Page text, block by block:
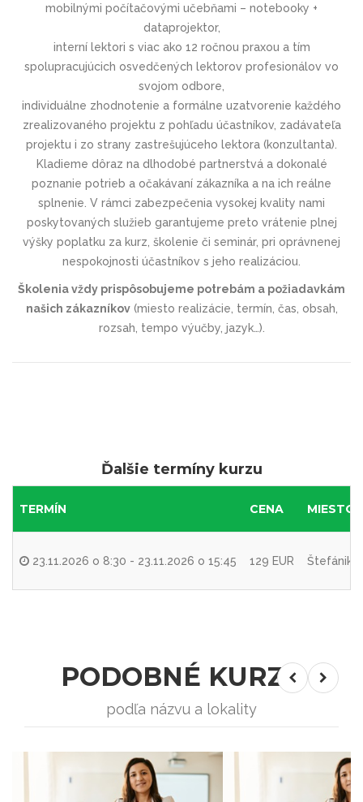
mobilnými počítačovými učebňami – notebooky +
dataprojektor,
interní lektori s viac ako 12 ročnou praxou a tím
spolupracujúcich osvedčených lektorov profesionálov vo
svojom odbore,
individuálne zhodnotenie a formálne uzatvorenie každého
zrealizovaného projektu z pohľadu účastníkov, zadávateľa
projektu i zo strany zastrešujúceho lektora (konzultanta).
Kladieme dôraz na dlhodobé partnerstvá a dokonalé
poznanie potrieb a očakávaní zákazníka a na ich reálne
splnenie. V rámci zabezpečenia vysokej kvality nami
poskytovaných služieb garantujeme preto vrátenie plnej
výšky poplatku za kurz, školenie či seminár, pri oprávnenej
nespokojnosti účastníkov s jeho realizáciou.
Školenia vždy prispôsobujeme potrebám a požiadavkám
našich zákazníkov(miesto realizácie, termín, čas, obsah,
rozsah, tempo výučby, jazyk…).
Ďalšie termíny kurzu
TERMÍN CENA MIESTO
23.11.2026 o 8:30 - 23.11.2026 o 15:45 129 EUR
PODOBNÉ KURZY
podľa názvu a lokality